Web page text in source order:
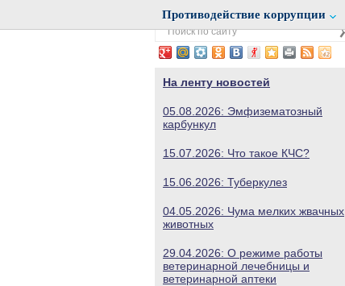
Противодействие коррупции
На ленту новостей
05.08.2026: Эмфизематозный
карбункул
15.07.2026: Что такое КЧС?
15.06.2026: Туберкулез
04.05.2026: Чума мелких жвачных
животных
29.04.2026: О режиме работы
ветеринарной лечебницы и
ветеринарной аптеки